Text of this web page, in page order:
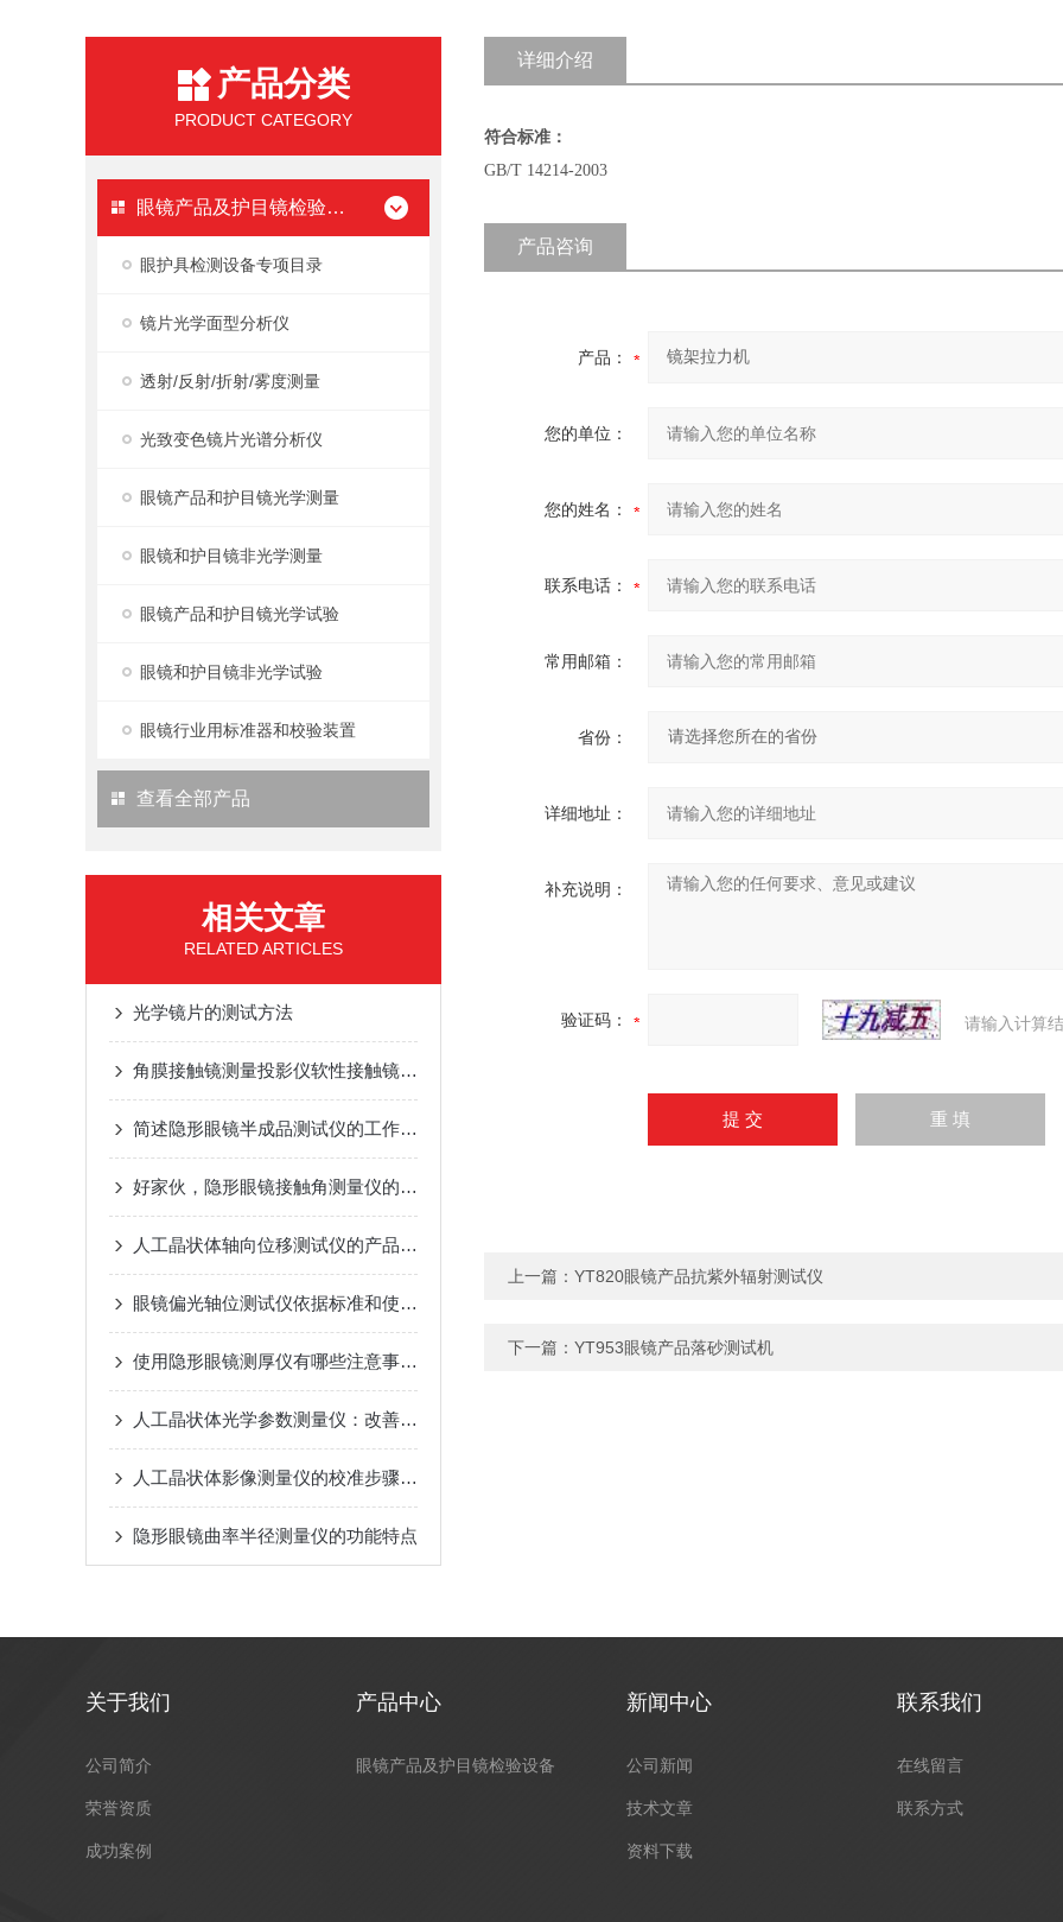
产品分类
PRODUCT CATEGORY
眼镜产品及护目镜检验设备
眼护具检测设备专项目录
镜片光学面型分析仪
透射/反射/折射/雾度测量
光致变色镜片光谱分析仪
眼镜产品和护目镜光学测量
眼镜和护目镜非光学测量
眼镜产品和护目镜光学试验
眼镜和护目镜非光学试验
眼镜行业用标准器和校验装置
查看全部产品
相关文章
RELATED ARTICLES
光学镜片的测试方法
角膜接触镜测量投影仪软性接触镜质检和标准
简述隐形眼镜半成品测试仪的工作原理
好家伙，隐形眼镜接触角测量仪的操作流程一定要掌握详细呢
人工晶状体轴向位移测试仪的产品优势
眼镜偏光轴位测试仪依据标准和使用方法
使用隐形眼镜测厚仪有哪些注意事项？
人工晶状体光学参数测量仪：改善白内障手术效果
人工晶状体影像测量仪的校准步骤是什么?
隐形眼镜曲率半径测量仪的功能特点
详细介绍
符合标准：
GB/T 14214-2003
产品咨询
产品：
您的单位：
您的姓名：
联系电话：
常用邮箱：
省份：
详细地址：
补充说明：
验证码： 请输入计算
上一篇： YT820眼镜产品抗紫外辐射测试仪
下一篇： YT953眼镜产品落砂测试机
关于我们
公司简介
荣誉资质
成功案例
产品中心
眼镜产品及护目镜检验设备
新闻中心
公司新闻
技术文章
资料下载
联系我们
在线留言
联系方式